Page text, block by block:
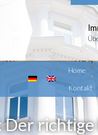
Home
Kontakt
Der